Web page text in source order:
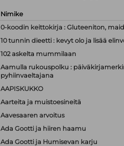
Nimike
0-koodin keittokirja : Gluteeniton,
10 tunnin dieetti : kevyt olo ja lisää
102 askelta mummilaan
Aamulla rukouspolku :
pyhiinvaeltajana
AAPISKUKKO
Aarteita ja muistoesineitä
Aavesaaren arvoitus
Ada Gootti ja hiiren haamu
Ada Gootti ja Humisevan karju